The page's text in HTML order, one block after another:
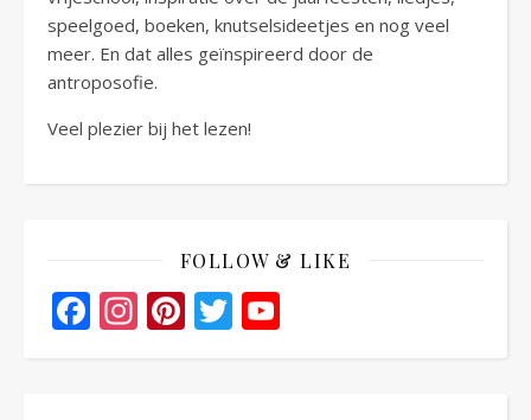
speelgoed, boeken, knutselsideetjes en nog veel
meer. En dat alles geïnspireerd door de
antroposofie.
Veel plezier bij het lezen!
FOLLOW & LIKE
Facebook
Instagram
Pinterest
Twitter
Channel